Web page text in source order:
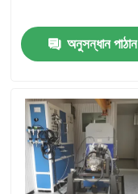
আমাদের সম্বন্ধে
কারখানা ভ্রমণ
অনুসন্ধান পাঠান